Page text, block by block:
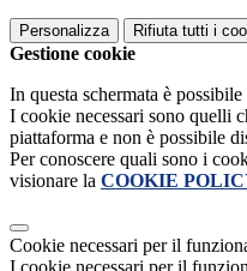
Personalizza Rifiuta tutti i
Gestione cookie
In questa schermata è
I cookie necessari sono quelli
piattaforma e non è possibile
Per conoscere quali sono i
visionare la COOKIE
Cookie necessari per il